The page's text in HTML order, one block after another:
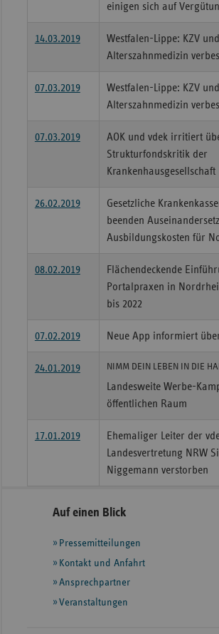
einigen sich auf
14.03.2019
Westfalen-Lippe: KZV
Alterszahnmedizin
07.03.2019
Westfalen-Lippe: KZV
Alterszahnmedizin
07.03.2019
AOK und vdek irritiert
Strukturfondskritik der
Krankenhausgesellschaft
26.02.2019
Gesetzliche
beenden
Ausbildungskosten für
08.02.2019
Flächendeckende
Portalpraxen in
bis 2022
07.02.2019 Neue App informiert
24.01.2019 NIMM DEIN LEBEN IN DIE
Landesweite Werbe-
öffentlichen Raum
17.01.2019
Ehemaliger Leiter der
Landesvertretung NRW
Niggemann verstorben
Seitennavigation
Seitenleiste
weiteren
Informationen
Auf einen Blick
Pressemitteilungen
Kontakt und Anfahrt
Ansprechpartner
Veranstaltungen